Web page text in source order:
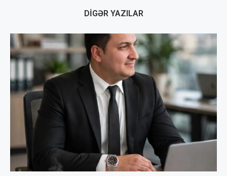
DIGƏR YAZILAR